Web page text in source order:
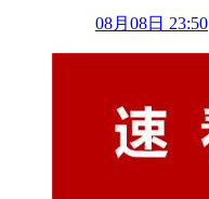
08月08日 23:50